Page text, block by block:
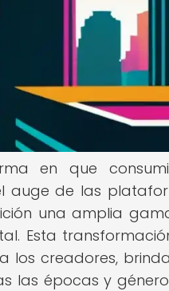
en que
auge de las
una amplia
Esta
los creadores,
las épocas y